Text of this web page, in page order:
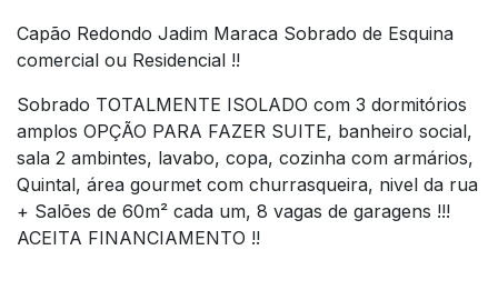
Capão Redondo Jadim Maraca Sobrado de Esquina
comercial ou Residencial !!
Sobrado TOTALMENTE ISOLADO com 3 dormitórios
amplos OPÇÃO PARA FAZER SUITE, banheiro social,
sala 2 ambintes, lavabo, copa, cozinha com armários,
Quintal, área gourmet com churrasqueira, nivel da rua
+ Salões de 60m² cada um, 8 vagas de garagens !!!
ACEITA FINANCIAMENTO !!